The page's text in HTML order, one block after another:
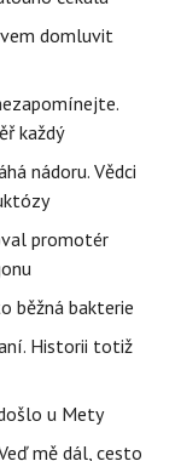
domluvit
každý
nádoru. Vědci
promotér
běžná bakterie
Historii totiž
u Mety
mě dál, cesto